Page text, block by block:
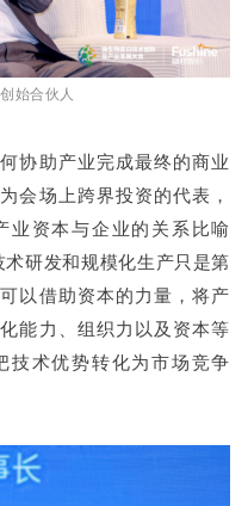
始合伙人
协助产业完成最终的商业
会场上跨界投资的代表，
业资本与企业的关系比喻
术研发和规模化生产只是第
以借助资本的力量，将产
能力、组织力以及资本等
技术优势转化为市场竞争